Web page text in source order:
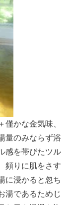
かな金気味、
量のみならず浴
感を帯びたツル
頻りに肌をさす
に浸かると忽ち
湯であるためじ